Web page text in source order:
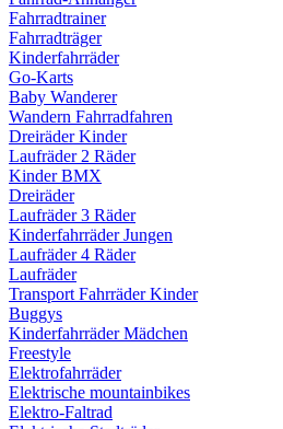
Fahrradtrainer
Fahrradträger
Kinderfahrräder
Go-Karts
Baby Wanderer
Wandern Fahrradfahren
Dreiräder Kinder
Laufräder 2 Räder
Kinder BMX
Dreiräder
Laufräder 3 Räder
Kinderfahrräder Jungen
Laufräder 4 Räder
Laufräder
Transport Fahrräder Kinder
Buggys
Kinderfahrräder Mädchen
Freestyle
Elektrofahrräder
Elektrische mountainbikes
Elektro-Faltrad